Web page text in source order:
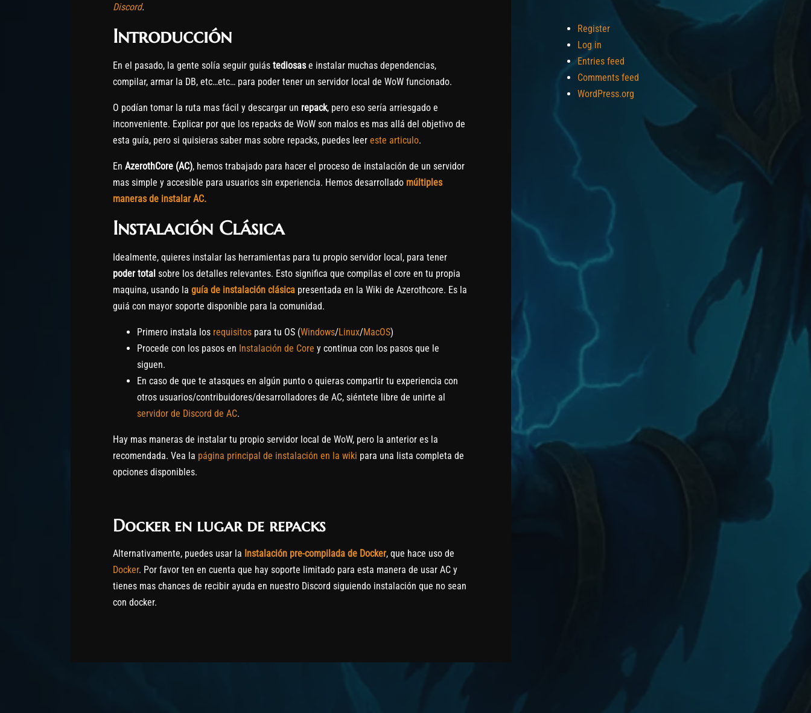
Discord.
Introducción
En el pasado, la gente solía seguir guiás tediosase instalar muchas dependencias,
compilar, armar la DB, etc…etc… para poder tener un servidor local de WoW funcionado.
O podían tomar la ruta mas fácil y descargar un repack, pero eso sería arriesgado e
inconveniente. Explicar por que los repacks de WoW son malos es mas allá del objetivo de
esta guía, pero si quisieras saber mas sobre repacks, puedes leer este articulo.
En AzerothCore (AC), hemos trabajado para hacer el proceso de instalación de un servidor
mas simple y accesible para usuarios sin experiencia. Hemos desarrollado múltiples
maneras de instalar AC.
Instalación Clásica
Idealmente, quieres instalar las herramientas para tu propio servidor local, para tener
poder total sobre los detalles relevantes. Esto significa que compilas el core en tu propia
maquina, usando la guía de instalación clásica presentada en la Wiki de Azerothcore. Es la
guiá con mayor soporte disponible para la comunidad.
Primero instala los requisitos para tu OS (Windows/Linux/MacOS)
Procede con los pasos en Instalación de Core y continua con los pasos que le
siguen.
En caso de que te atasques en algún punto o quieras compartir tu experiencia con
otros usuarios/contribuidores/desarrolladores de AC, siéntete libre de unirte al
servidor de Discord de AC.
Hay mas maneras de instalar tu propio servidor local de WoW, pero la anterior es la
recomendada. Vea la página principal de instalación en la wiki para una lista completa de
opciones disponibles.
Docker en lugar de repacks
Alternativamente, puedes usar la Instalación pre-compilada de Docker, que hace uso de
Docker. Por favor ten en cuenta que hay soporte limitado para esta manera de usar AC y
tienes mas chances de recibir ayuda en nuestro Discord siguiendo instalación que no sean
con docker.
Register
Log in
Entries feed
Comments feed
WordPress.org